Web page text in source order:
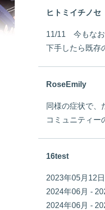
ヒトミイチノセ
11/11 今もなお
下手したら既存
RoseEmily
同様の症状で、
コミュニティー
16test
2023年05月12
2024年06月 -
2024年06月 -